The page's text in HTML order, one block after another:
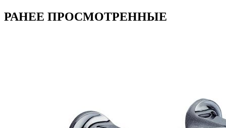
РАНЕЕ ПРОСМОТРЕННЫЕ